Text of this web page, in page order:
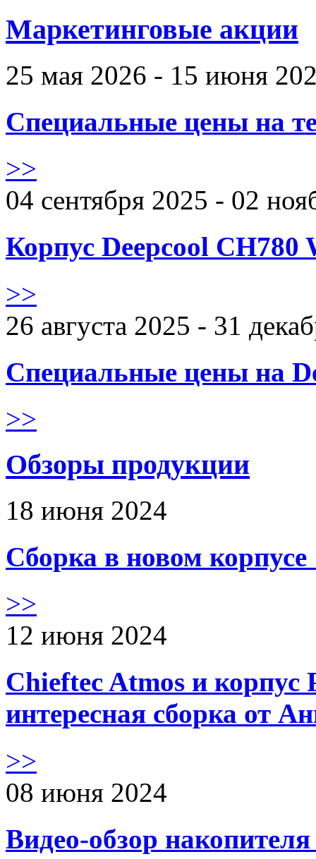
Маркетинговые акции
25 мая 2026 - 15 июня
Специальные цены на
>>
04 сентября 2025 - 02
Корпус Deepcool CH780
>>
26 августа 2025 - 31
Специальные цены на
>>
Обзоры продукции
18 июня 2024
Сборка в новом
>>
12 июня 2024
Chieftec Atmos и корпус
интересная сборка от
>>
08 июня 2024
Видео-обзор